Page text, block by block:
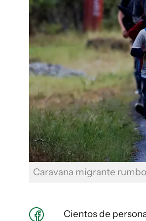
Caravana migrante
Cientos de